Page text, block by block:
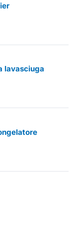
lavasciuga